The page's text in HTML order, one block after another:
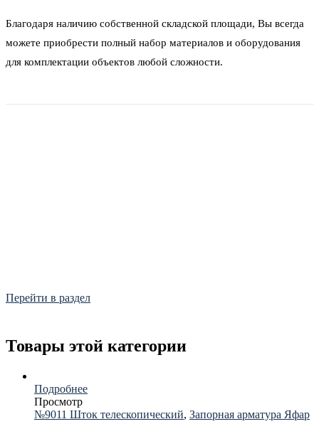
Благодаря наличию собственной складской площади, Вы всегда
можете приобрести полный набор материалов и оборудования
для комплектации объектов любой сложности.
Перейти в раздел
Товары этой категории
Подробнее
Просмотр
№9011 Шток телескопический, Запорная арматура Яфар